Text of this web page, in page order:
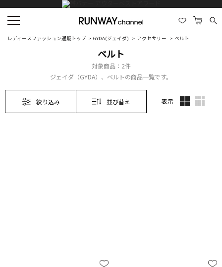
レディースファッション通販トップ GYDA(ジェイダ) アクセサリー ベルト
ベルト
対象商品： 2件
ジェイダ（GYDA）、ベルトの商品一覧です。
絞り込み 並び替え 表示